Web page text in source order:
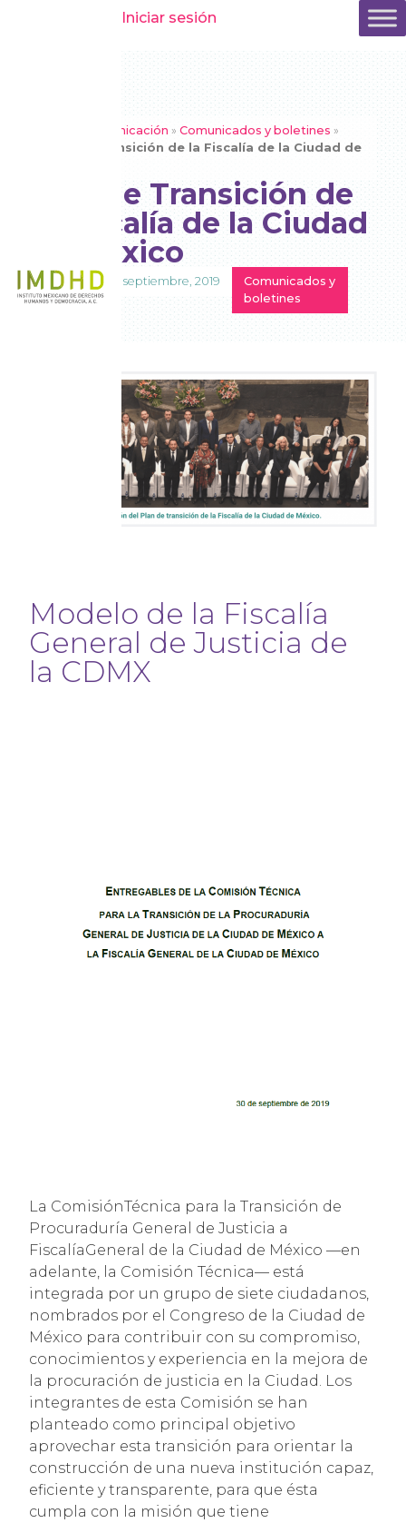
Iniciar sesión
Comunicación » Comunicados y boletines »
Plan de Transición de la Fiscalía de la Ciudad de
Plan de Transición de
la Fiscalía de la Ciudad
de México​
Comunicados y
boletines
30 septiembre, 2019
Modelo de la Fiscalía
General de Justicia de
la CDMX
La ComisiónTécnica para la Transición de
Procuraduría General de Justicia a
FiscalíaGeneral de la Ciudad de México —en
adelante, la Comisión Técnica— está
integrada por un grupo de siete ciudadanos,
nombrados por el Congreso de la Ciudad de
México para contribuir con su compromiso,
conocimientos y experiencia en la mejora de
la procuración de justicia en la Ciudad. Los
integrantes de esta Comisión se han
planteado como principal objetivo
aprovechar esta transición para orientar la
construcción de una nueva institución capaz,
eficiente y transparente, para que ésta
cumpla con la misión que tiene